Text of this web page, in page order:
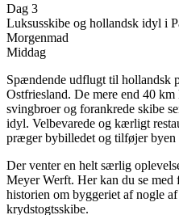
Dag 3
Luksusskibe og hollandsk idyl i
Morgenmad
Middag
Spændende udflugt til hollandsk
Ostfriesland. De mere end 40
svingbroer og forankrede skibe
idyl. Velbevarede og kærligt
præger bybilledet og tilføjer byen
Der venter en helt særlig
Meyer Werft. Her kan du se
historien om byggeriet af nogle
krydstogtsskibe.